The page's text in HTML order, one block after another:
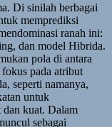
Di sinilah berbagai
memprediksi
ranah ini:
dan model Hibrida.
pola di antara
pada atribut
seperti namanya,
untuk
dan kuat. Dalam
sebagai